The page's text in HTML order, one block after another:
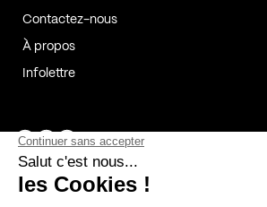
Contactez-nous
À propos
Infolettre
Page Facebook de Kollectif
Page Instagram de Kollectif
Page Linkedin de Kollectif